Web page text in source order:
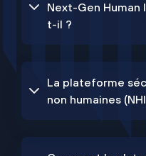
Next-Gen
t-il ?
La plateforme
non humaines